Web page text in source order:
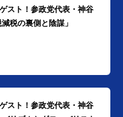
スト！参政党代表・神谷
税の裏側と陰謀」
スト！参政党代表・神谷